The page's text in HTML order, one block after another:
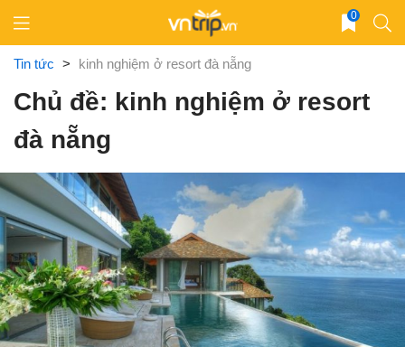
content
0
Tin tức > kinh nghiệm ở resort đà nẵng
Chủ đề: kinh nghiệm ở resort
đà nẵng